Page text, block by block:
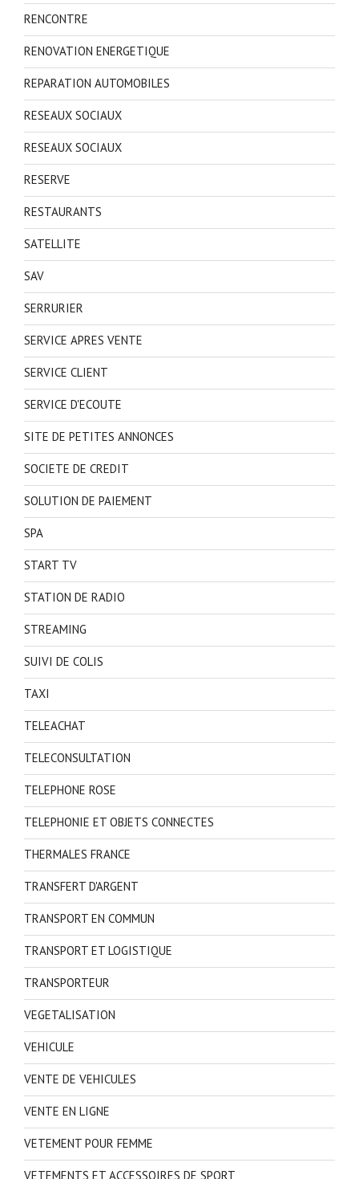
RENCONTRE
RENOVATION ENERGETIQUE
REPARATION AUTOMOBILES
RESEAUX SOCIAUX
RESEAUX SOCIAUX
RESERVE
RESTAURANTS
SATELLITE
SAV
SERRURIER
SERVICE APRES VENTE
SERVICE CLIENT
SERVICE D'ECOUTE
SITE DE PETITES ANNONCES
SOCIETE DE CREDIT
SOLUTION DE PAIEMENT
SPA
START TV
STATION DE RADIO
STREAMING
SUIVI DE COLIS
TAXI
TELEACHAT
TELECONSULTATION
TELEPHONE ROSE
TELEPHONIE ET OBJETS CONNECTES
THERMALES FRANCE
TRANSFERT D'ARGENT
TRANSPORT EN COMMUN
TRANSPORT ET LOGISTIQUE
TRANSPORTEUR
VEGETALISATION
VEHICULE
VENTE DE VEHICULES
VENTE EN LIGNE
VETEMENT POUR FEMME
VETEMENTS ET ACCESSOIRES DE SPORT